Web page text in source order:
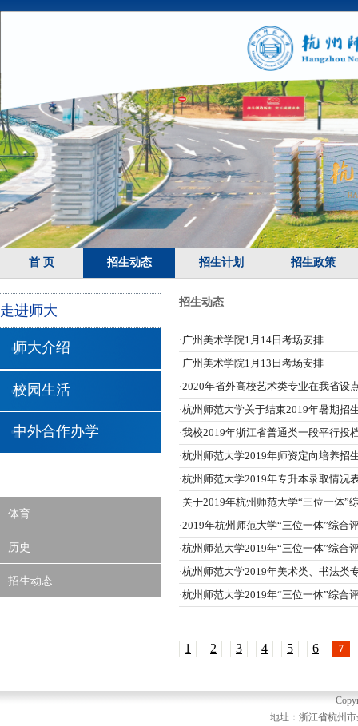
首 页 招生动态 招生计划 招生政策
走进师大
师大介绍
校园生活
中外合作办学
体育
历史
招生动态
招生动态
·广州美术学院1月14日考场安排
·广州美术学院1月13日考场安排
·2020年省外高校艺术类专业在我省设
·杭州师范大学关于结束2019年暑期招
·我校2019年浙江省普通类一段平行投
·杭州师范大学2019年师资定向培养招
·杭州师范大学2019年专升本录取情况
·关于2019年杭州师范大学“三位一体”
·2019年杭州师范大学“三位一体”综合
·杭州师范大学2019年“三位一体”综合
·杭州师范大学2019年美术类、书法类
·杭州师范大学2019年“三位一体”综合
1 2 3 4 5 6 7
地址：浙江省杭州